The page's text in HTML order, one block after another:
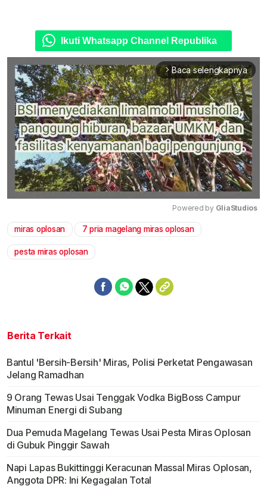
Ikuti Whatsapp Channel Republika
arrow_forward_ios Baca selengkapnya
Powered by GliaStudios
miras oplosan 7 pria magelang miras oplosan
pesta miras oplosan
Berita Terkait
Bantul 'Bersih-Bersih' Miras, Polisi Perketat Pengawasan
Jelang Ramadhan
9 Orang Tewas Usai Tenggak Vodka BigBoss Campur
Minuman Energi di Subang
Dua Pemuda Magelang Tewas Usai Pesta Miras Oplosan
di Gubuk Pinggir Sawah
Napi Lapas Bukittinggi Keracunan Massal Miras Oplosan,
Anggota DPR: Ini Kegagalan Total